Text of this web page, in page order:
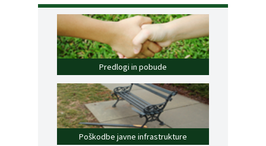
Predlogi in pobude
Poškodbe javne infrastrukture